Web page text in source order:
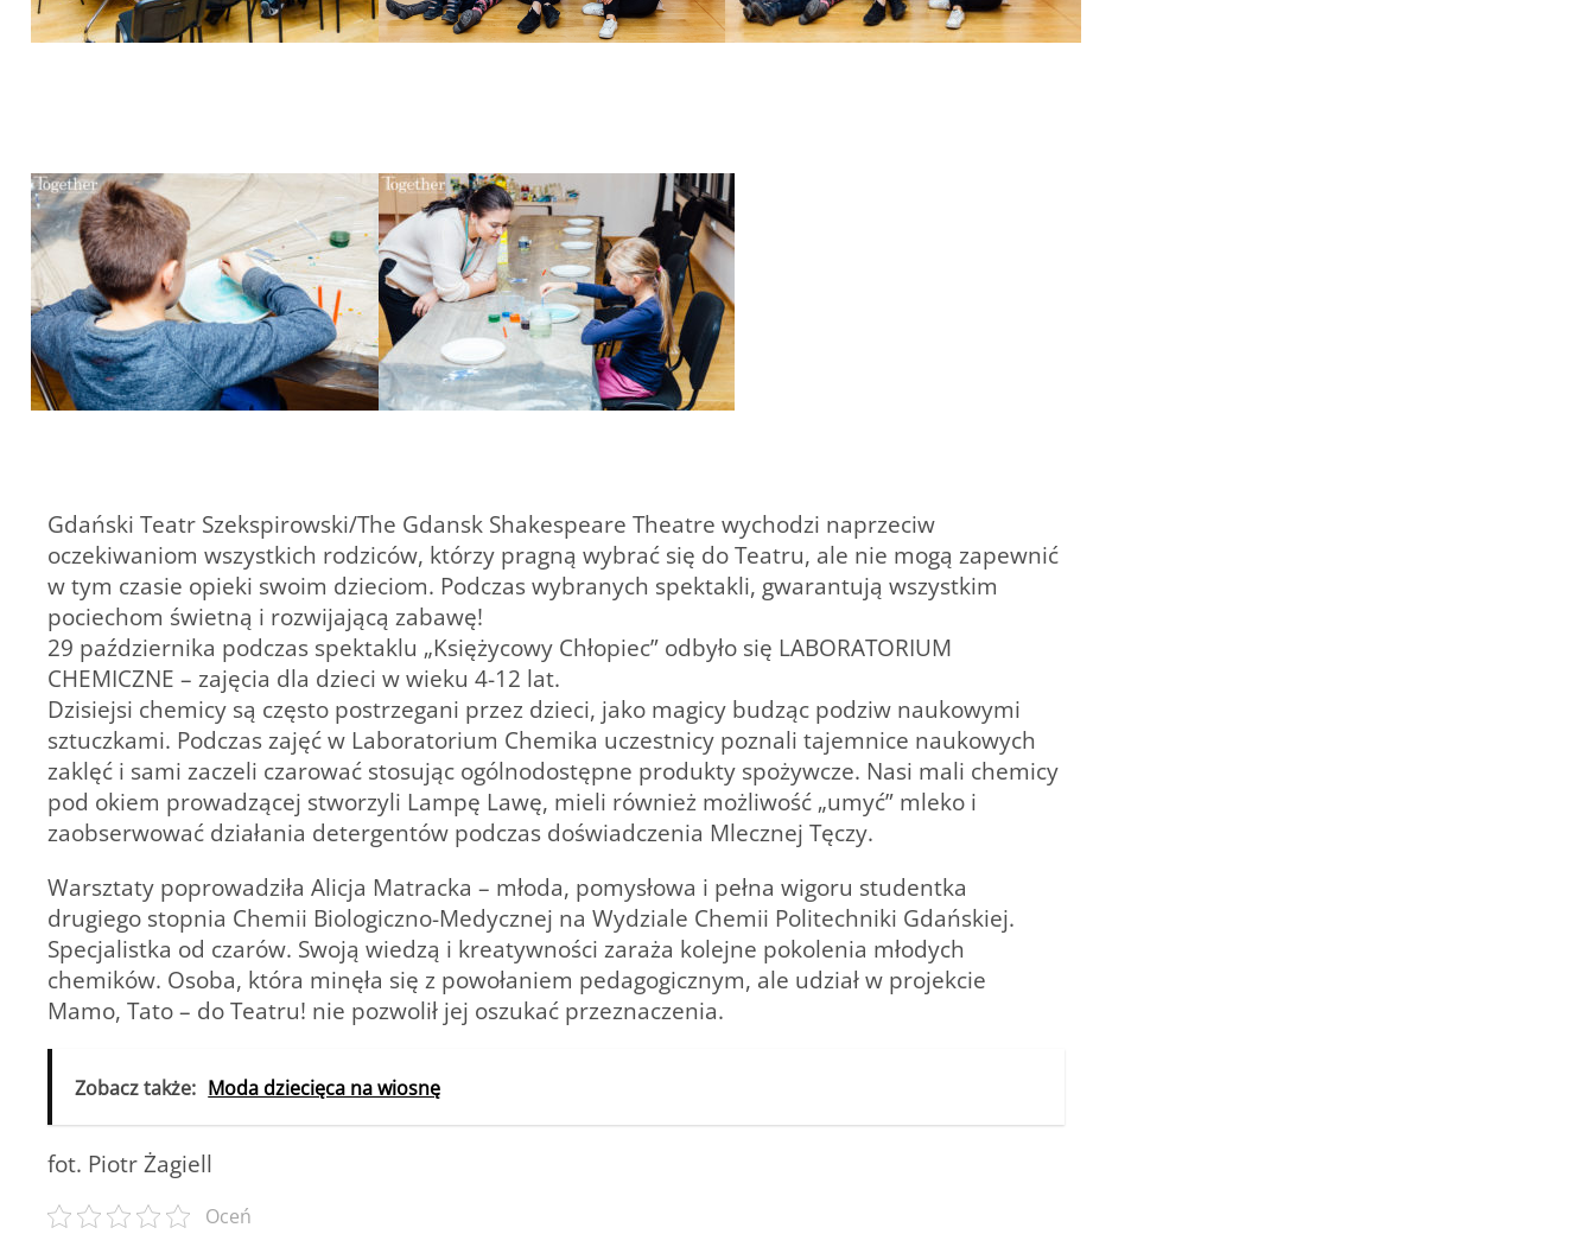
Gdański Teatr Szekspirowski/The Gdansk Shakespeare Theatre wychodzi naprzeciw
oczekiwaniom wszystkich rodziców, którzy pragną wybrać się do Teatru, ale nie mogą zapewnić
w tym czasie opieki swoim dzieciom. Podczas wybranych spektakli, gwarantują wszystkim
pociechom świetną i rozwijającą zabawę!
29 października podczas spektaklu „Księżycowy Chłopiec” odbyło się LABORATORIUM
CHEMICZNE – zajęcia dla dzieci w wieku 4-12 lat.
Dzisiejsi chemicy są często postrzegani przez dzieci, jako magicy budząc podziw naukowymi
sztuczkami. Podczas zajęć w Laboratorium Chemika uczestnicy poznali tajemnice naukowych
zaklęć i sami zaczeli czarować stosując ogólnodostępne produkty spożywcze. Nasi mali chemicy
pod okiem prowadzącej stworzyli Lampę Lawę, mieli również możliwość „umyć” mleko i
zaobserwować działania detergentów podczas doświadczenia Mlecznej Tęczy.
Warsztaty poprowadziła Alicja Matracka – młoda, pomysłowa i pełna wigoru studentka
drugiego stopnia Chemii Biologiczno-Medycznej na Wydziale Chemii Politechniki Gdańskiej.
Specjalistka od czarów. Swoją wiedzą i kreatywności zaraża kolejne pokolenia młodych
chemików. Osoba, która minęła się z powołaniem pedagogicznym, ale udział w projekcie
Mamo, Tato – do Teatru! nie pozwolił jej oszukać przeznaczenia.
Zobacz także: Moda dziecięca na wiosnę
fot. Piotr Żagiell
Oceń